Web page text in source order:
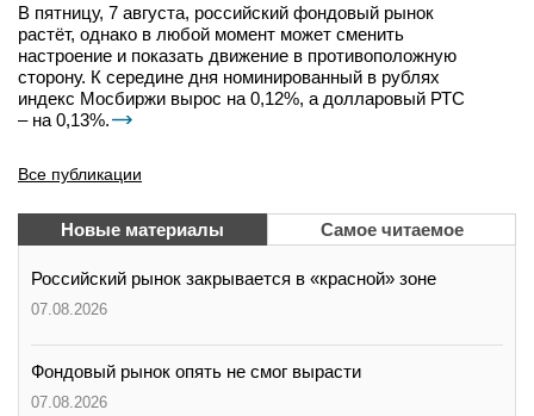
В пятницу, 7 августа, российский фондовый рынок
растёт, однако в любой момент может сменить
настроение и показать движение в противоположную
сторону. К середине дня номинированный в рублях
индекс Мосбиржи вырос на 0,12%, а долларовый РТС
– на 0,13%.
Все публикации
Новые материалы Самое читаемое
Российский рынок закрывается в «красной» зоне
07.08.2026
Фондовый рынок опять не смог вырасти
07.08.2026